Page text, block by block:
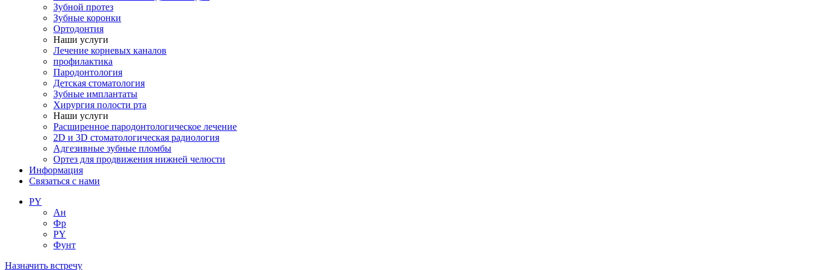
Зубной протез
Зубные коронки
Ортодонтия
Наши услуги
Лечение корневых каналов
профилактика
Пародонтология
Детская стоматология
Зубные имплантаты
Хирургия полости рта
Наши услуги
Расширенное пародонтологическое лечение
2D и 3D стоматологическая радиология
Адгезивные зубные пломбы
Ортез для продвижения нижней челюсти
Информация
Связаться с нами
РY
Ан
Фр
РY
Фунт
Назначить встречу